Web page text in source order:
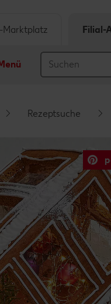
Marktplatz Filial-
Rezeptsuche